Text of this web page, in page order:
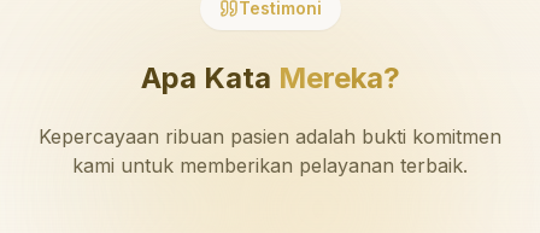
Testimoni
Apa Kata Mereka?
Kepercayaan ribuan pasien adalah bukti komitmen
kami untuk memberikan pelayanan terbaik.